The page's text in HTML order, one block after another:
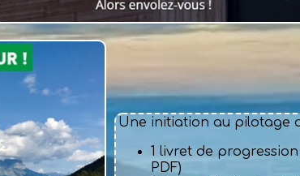
Une initiation au pilotage
1 livret de
PDF)